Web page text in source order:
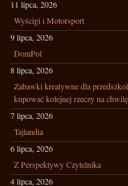
11 lipca, 2026
Wyścigi i Motorsport
9 lipca, 2026
DomPol
8 lipca, 2026
Zabawki kreatywne dla
kupować kolejnej rzeczy na chwilę
7 lipca, 2026
Tajlandia
6 lipca, 2026
Z Perspektywy Czytelnika
4 lipca, 2026